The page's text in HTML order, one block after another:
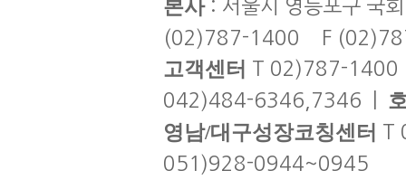
본사: 서울시 영등포구 국
(02)787-1400 F
고객센터 T 02)787-
042)484-6346,7346 |
영남/대구성장코칭센터 T
051)928-0944~0945